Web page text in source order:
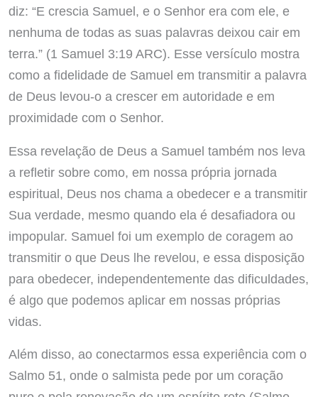
diz: “E crescia Samuel, e o Senhor era com ele, e
nenhuma de todas as suas palavras deixou cair em
terra.” (1 Samuel 3:19 ARC). Esse versículo mostra
como a fidelidade de Samuel em transmitir a palavra
de Deus levou-o a crescer em autoridade e em
proximidade com o Senhor.
Essa revelação de Deus a Samuel também nos leva
a refletir sobre como, em nossa própria jornada
espiritual, Deus nos chama a obedecer e a transmitir
Sua verdade, mesmo quando ela é desafiadora ou
impopular. Samuel foi um exemplo de coragem ao
transmitir o que Deus lhe revelou, e essa disposição
para obedecer, independentemente das dificuldades,
é algo que podemos aplicar em nossas próprias
vidas.
Além disso, ao conectarmos essa experiência com o
Salmo 51, onde o salmista pede por um coração